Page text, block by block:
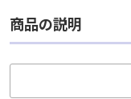
商品の説明